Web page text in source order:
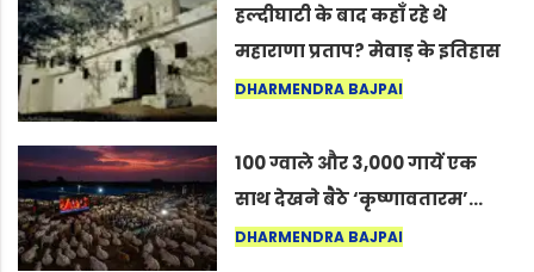
हल्दीघाटी के बाद कहाँ रहे थे
महाराणा प्रताप? मेवाड़ के इतिहास
का वह अनकहा अध्याय जो आज भी
DHARMENDRA BAJPAI
100 ग्वाले और 3,000 गायें एक
साथ देखने बैठे ‘कृष्णावतारम’…
नागपुर में दिखा ऐसा नज़ारा कि
DHARMENDRA BAJPAI